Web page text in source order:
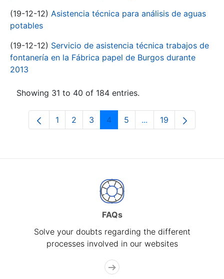
(19-12-12) Asistencia técnica para análisis de aguas
potables
(19-12-12) Servicio de asistencia técnica trabajos de
fontanería en la Fábrica papel de Burgos durante
2013
Showing 31 to 40 of 184 entries.
Page
1 Page
2 Page
3 Page
4 Page
5 ...Intermediate Pages
Page
19
FAQs
Solve your doubts regarding the different
processes involved in our websites